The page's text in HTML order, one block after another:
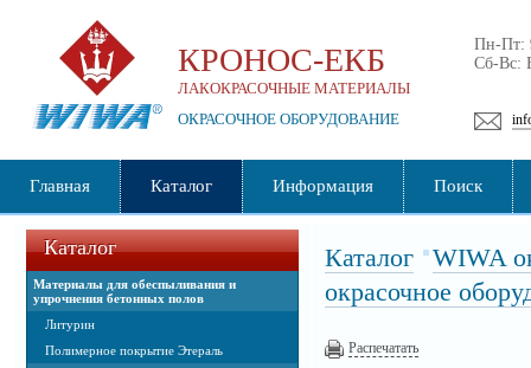
КРОНОС-ЕКБ
ЛАКОКРАСОЧНЫЕ МАТЕРИАЛЫ
ОКРАСОЧНОЕ ОБОРУДОВАНИЕ
Пн-Пт:
Сб-Вс:
Главная Каталог Информация Поиск
Каталог
Материалы для обеспыливания и
упрочнения бетонных полов
Литурин
Полимерное покрытие Этераль
Каталог
WIWA
окрасочное
Распечатать